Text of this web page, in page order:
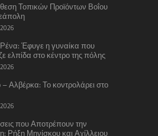
Τοπικών Προϊόντων Βοΐου
Ρένα: Έφυγε η γυναίκα που
ελπίδα στο κέντρο της πόλης
– Αλβέρκα: Το κοντρολάρει στο
που Αποτρέπουν την
Ρήξη Μηνίσκου και Αχίλλειου